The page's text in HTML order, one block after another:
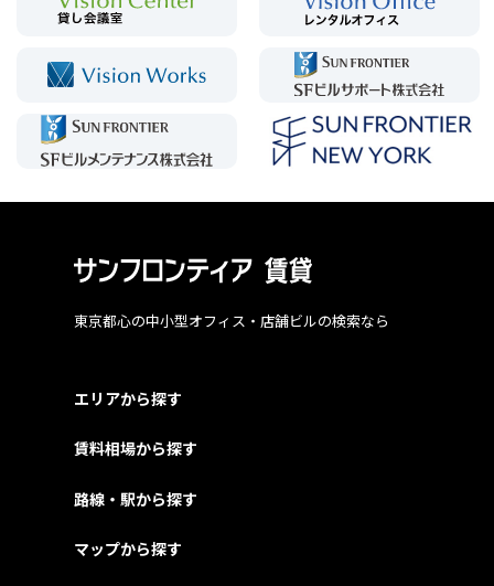
東京都心の中小型オフィス・店舗ビルの検索なら
エリアから探す
賃料相場から探す
路線・駅から探す
マップから探す